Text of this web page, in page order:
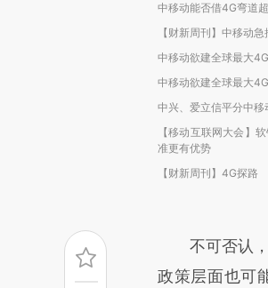
中移动能否借4G弯道
【财新周刊】中移动
中移动欲建全球最大
中移动欲建全球最大
中兴、爱立信平分中
【移动互联网大会】
准更有优势
【财新周刊】4G探路
不可否认，
政策层面也可